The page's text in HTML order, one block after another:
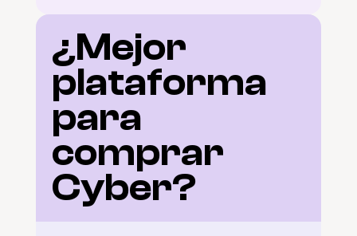
¿Mejor
plataforma
para
comprar
Cyber?